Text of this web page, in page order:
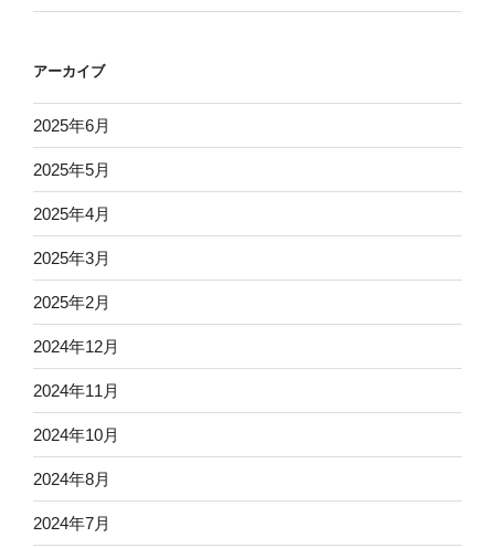
アーカイブ
2025年6月
2025年5月
2025年4月
2025年3月
2025年2月
2024年12月
2024年11月
2024年10月
2024年8月
2024年7月